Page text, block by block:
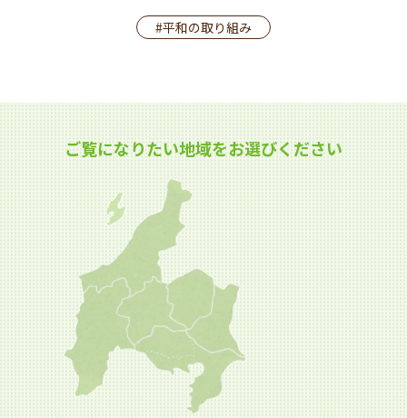
#平和の取り組み
ご覧になりたい地域をお選びください